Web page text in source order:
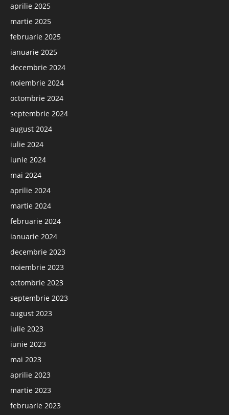
aprilie 2025
martie 2025
februarie 2025
ianuarie 2025
decembrie 2024
noiembrie 2024
octombrie 2024
septembrie 2024
august 2024
iulie 2024
iunie 2024
mai 2024
aprilie 2024
martie 2024
februarie 2024
ianuarie 2024
decembrie 2023
noiembrie 2023
octombrie 2023
septembrie 2023
august 2023
iulie 2023
iunie 2023
mai 2023
aprilie 2023
martie 2023
februarie 2023